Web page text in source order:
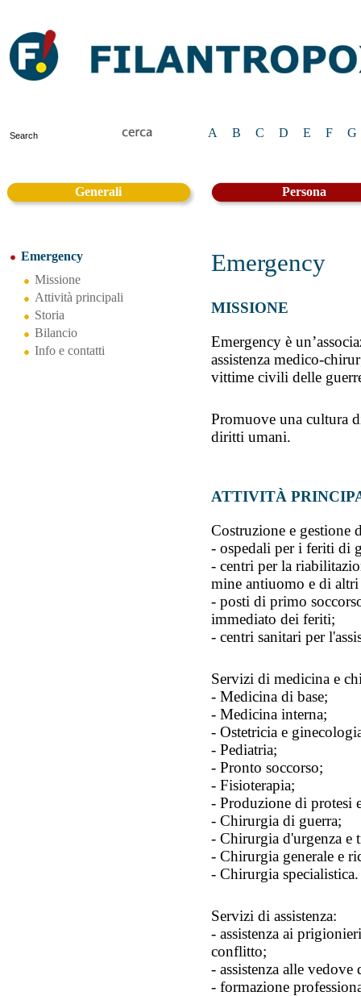
A B C D E F G
Generali Persona
Emergency
Missione
Attività principali
Storia
Bilancio
Info e contatti
Emergency
MISSIONE
Emergency è
assistenza medico-
vittime civili delle
Promuove una cultura
diritti umani.
ATTIVITÀ
Costruzione e gestione
- ospedali per i feriti di
- centri per la
mine antiuomo e di
- posti di primo
immediato dei feriti;
- centri sanitari per
Servizi di medicina e
- Medicina di base;
- Medicina interna;
- Ostetricia e
- Pediatria;
- Pronto soccorso;
- Fisioterapia;
- Produzione di protesi
- Chirurgia di guerra;
- Chirurgia d'urgenza e
- Chirurgia generale e
- Chirurgia specialistica.
Servizi di assistenza:
- assistenza ai
conflitto;
- assistenza alle vedove
- formazione